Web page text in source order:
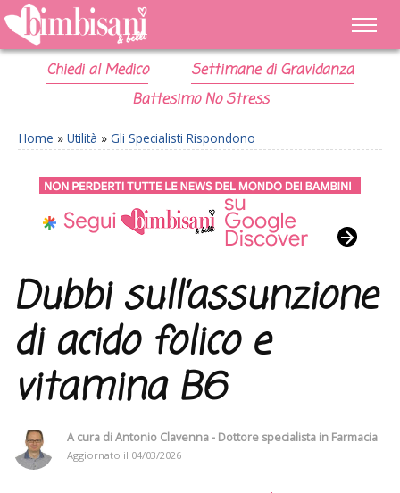
Chiedi al Medico
Settimane di Gravidanza
Battesimo No Stress
Home » Utilità » Gli Specialisti Rispondono
Dubbi sull’assunzione
di acido folico e
vitamina B6
A cura diAntonio Clavenna - Dottore specialista in Farmacia
Aggiornato il 04/03/2026